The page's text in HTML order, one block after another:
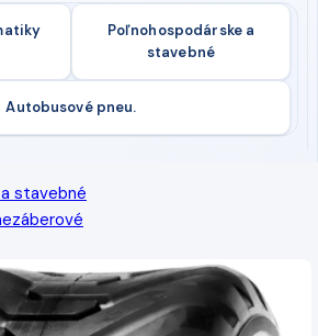
Poľnohospodárske a
stavebné
Autobusové pneu.
stavebné